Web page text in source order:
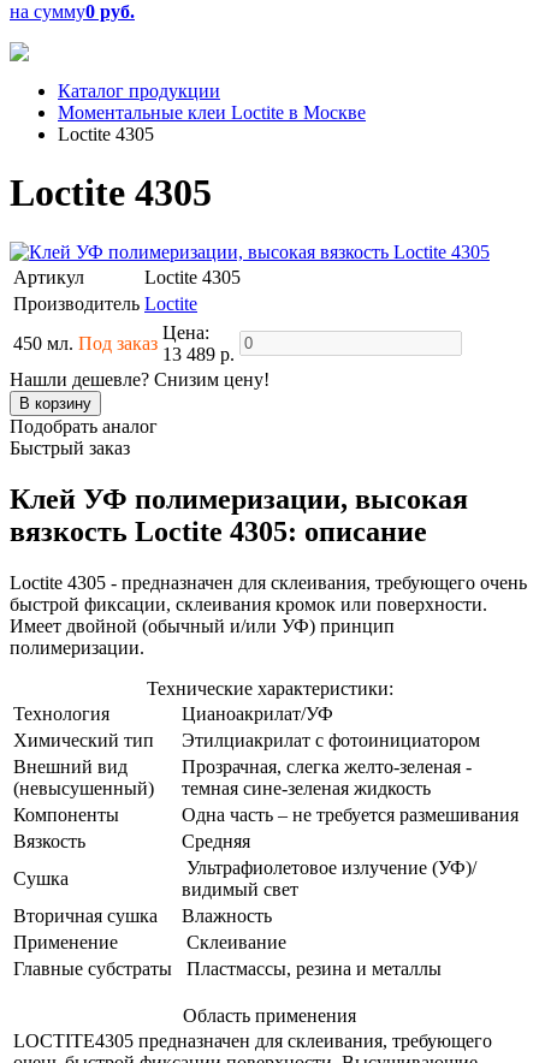
на сумму0 руб.
Каталог продукции
Моментальные клеи Loctite в Москве
Loctite 4305
Loctite 4305
Артикул
Loctite 4305
Производитель Loctite
450 мл. Под заказ
Цена:
13 489 р.
Нашли дешевле? Снизим цену!
Подобрать аналог
Быстрый заказ
Клей УФ полимеризации, высокая
вязкость Loctite 4305: описание
Loctite 4305 - предназначен для склеивания, требующего очень
быстрой фиксации, склеивания кромок или поверхности.
Имеет двойной (обычный и/или УФ) принцип
полимеризации.
Технические характеристики:
Технология
Цианоакрилат/УФ
Химический тип
Этилциакрилат с фотоинициатором
Внешний вид
(невысушенный)
Прозрачная, слегка желто-зеленая -
темная сине-зеленая жидкость
Компоненты
Одна часть – не требуется размешивания
Вязкость
Средняя
Сушка
Ультрафиолетовое излучение (УФ)/
видимый свет
Вторичная сушка
Влажность
Применение
Склеивание
Главные субстраты
Пластмассы, резина и металлы
Область применения
LOCTITE4305 предназначен для склеивания, требующего